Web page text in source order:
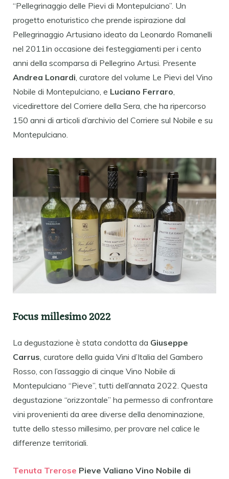
“Pellegrinaggio delle Pievi di Montepulciano”. Un
progetto enoturistico che prende ispirazione dal
Pellegrinaggio Artusiano ideato da Leonardo Romanelli
nel 2011in occasione dei festeggiamenti per i cento
anni della scomparsa di Pellegrino Artusi. Presente
Andrea Lonardi, curatore del volume Le Pievi del Vino
Nobile di Montepulciano, e Luciano Ferraro,
vicedirettore del Corriere della Sera, che ha ripercorso
150 anni di articoli d’archivio del Corriere sul Nobile e su
Montepulciano.
Focus millesimo 2022
La degustazione è stata condotta da Giuseppe
Carrus, curatore della guida Vini d’Italia del Gambero
Rosso, con l’assaggio di cinque Vino Nobile di
Montepulciano “Pieve”, tutti dell’annata 2022. Questa
degustazione “orizzontale” ha permesso di confrontare
vini provenienti da aree diverse della denominazione,
tutte dello stesso millesimo, per provare nel calice le
differenze territoriali.
Tenuta Trerose Pieve Valiano Vino Nobile di